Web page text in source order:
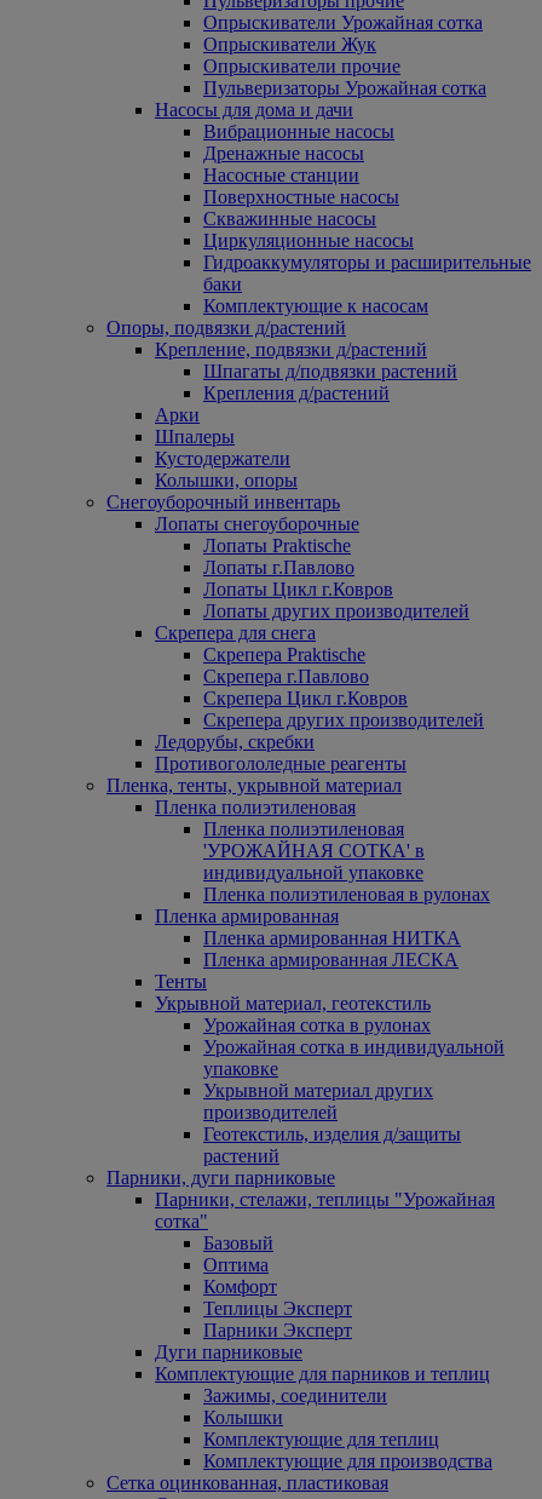
Опрыскиватели Урожайная сотка
Опрыскиватели Жук
Опрыскиватели прочие
Пульверизаторы Урожайная сотка
Насосы для дома и дачи
Вибрационные насосы
Дренажные насосы
Насосные станции
Поверхностные насосы
Скважинные насосы
Циркуляционные насосы
Гидроаккумуляторы и расширительные
баки
Комплектующие к насосам
Опоры, подвязки д/растений
Крепление, подвязки д/растений
Шпагаты д/подвязки растений
Крепления д/растений
Арки
Шпалеры
Кустодержатели
Колышки, опоры
Снегоуборочный инвентарь
Лопаты снегоуборочные
Лопаты Praktische
Лопаты г.Павлово
Лопаты Цикл г.Ковров
Лопаты других производителей
Скрепера для снега
Скрепера Praktische
Скрепера г.Павлово
Скрепера Цикл г.Ковров
Скрепера других производителей
Ледорубы, скребки
Противогололедные реагенты
Пленка, тенты, укрывной материал
Пленка полиэтиленовая
Пленка полиэтиленовая
'УРОЖАЙНАЯ СОТКА' в
индивидуальной упаковке
Пленка полиэтиленовая в рулонах
Пленка армированная
Пленка армированная НИТКА
Пленка армированная ЛЕСКА
Тенты
Укрывной материал, геотекстиль
Урожайная сотка в рулонах
Урожайная сотка в индивидуальной
упаковке
Укрывной материал других
производителей
Геотекстиль, изделия д/защиты
растений
Парники, дуги парниковые
Парники, стелажи, теплицы "Урожайная
сотка"
Базовый
Оптима
Комфорт
Теплицы Эксперт
Парники Эксперт
Дуги парниковые
Комплектующие для парников и теплиц
Зажимы, соединители
Колышки
Комплектующие для теплиц
Комплектующие для производства
Сетка оцинкованная, пластиковая